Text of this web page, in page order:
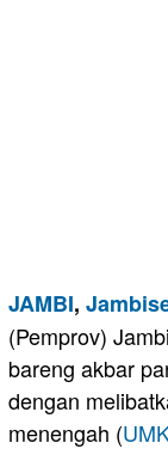
JAMBI,
(Pemprov)
bareng akbar
dengan
menengah (